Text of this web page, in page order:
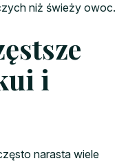
niż świeży owoc.
i
narasta wiele